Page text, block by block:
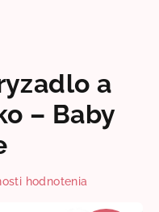
a
– Baby
hodnotenia